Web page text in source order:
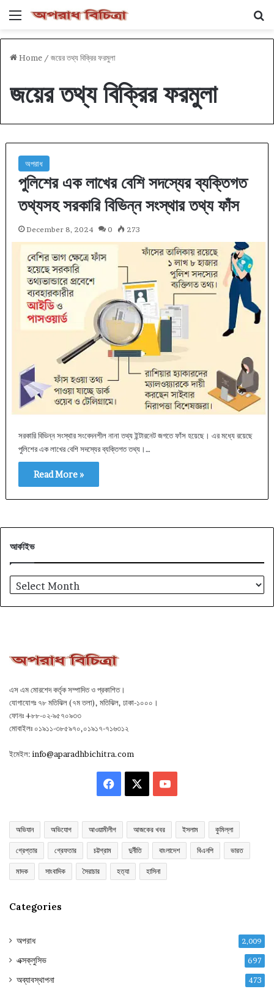
Menu
Home / জয়ের তথ্য বিক্রির ফরমুলা
জয়ের তথ্য বিক্রির ফরমুলা
অপরাধ
পুলিশের এক লাখের বেশি সদস্যের ব্যক্তিগত
তথ্যসহ সরকারি বিভিন্ন সংস্থার তথ্য ফাঁস
December 8, 2024 0 273
সরকারি বিভিন্ন সংস্থার সংবেদনশীল নানা তথ্য ইন্টারনেট জগতে ফাঁস হয়েছে। এর মধ্যে রয়েছে
পুলিশের এক লাখের বেশি সদস্যের ব্যক্তিগত তথ্য।…
Read More »
আর্কাইভ
আর্কাইভ
এস এম মোরশেদ কর্তৃক সম্পাদিত ও প্রকাশিত।
যোগাযোগঃ ৭৮ মতিঝিল (৭ম তলা), মতিঝিল, ঢাকা-১০০০।
ফোনঃ +৮৮-০২-৯৫৭০৯৩৩
মোবাইলঃ ০১৯১১-৩৮৫৯৭০,০১৯১৭-৭১৬৩১২
ইমেইল:info@aparadhbichitra.com
Facebook YouTube
অভিযান অভিযোগ আওয়ামীলীগ আজকের খবর ইসলাম কুমিল্লা
গ্রেপ্তার গ্রেফতার চট্টগ্রাম দুর্নীতি বাংলাদেশ বিএনপি ভারত
মাদক সাংবাদিক সৈরাচার হত্যা হাসিনা
Categories
অপরাধ 2,009
এক্সক্লুসিভ 697
অব্যাবস্থাপনা 473